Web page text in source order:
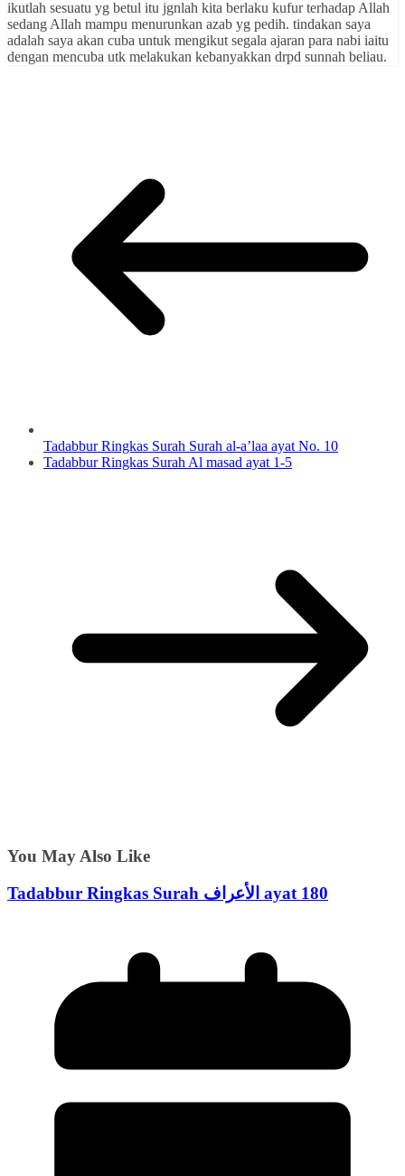
ikutlah sesuatu yg betul itu jgnlah kita berlaku kufur terhadap Allah
sedang Allah mampu menurunkan azab yg pedih. tindakan saya
adalah saya akan cuba untuk mengikut segala ajaran para nabi iaitu
dengan mencuba utk melakukan kebanyakkan drpd sunnah beliau.
Tadabbur Ringkas Surah Surah al-a’laa ayat No. 10
Tadabbur Ringkas Surah Al masad ayat 1-5
You May Also Like
Tadabbur Ringkas Surah الأعراف ayat 180